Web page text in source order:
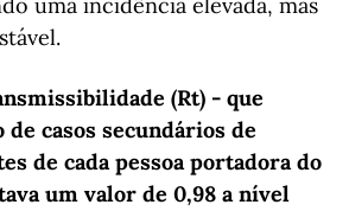
(Rt) - que
casos secundários de
de cada pessoa portadora do
um valor de 0,98 a nível